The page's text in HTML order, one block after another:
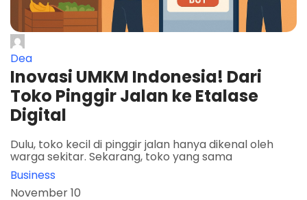
Dea
Inovasi UMKM Indonesia! Dari
Toko Pinggir Jalan ke Etalase
Digital
Dulu, toko kecil di pinggir jalan hanya dikenal oleh
warga sekitar. Sekarang, toko yang sama
Business
November 10